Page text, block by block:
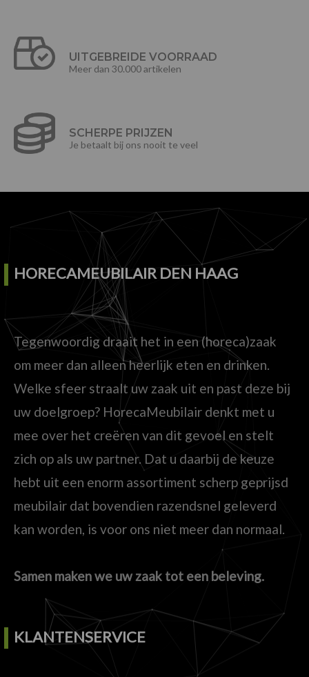
UITGEBREIDE VOORRAAD
Meer dan 30.000 artikelen
SCHERPE PRIJZEN
Je betaalt bij ons nooit te veel
HORECAMEUBILAIR DEN HAAG
Tegenwoordig draait het in een (horeca)zaak
om meer dan alleen heerlijk eten en drinken.
Welke sfeer straalt uw zaak uit en past deze bij
uw doelgroep? HorecaMeubilair denkt met u
mee over het creëren van dit gevoel en stelt
zich op als uw partner. Dat u daarbij de keuze
hebt uit een enorm assortiment scherp geprijsd
meubilair dat bovendien razendsnel geleverd
kan worden, is voor ons niet meer dan normaal.
Samen maken we uw zaak tot een beleving.
KLANTENSERVICE